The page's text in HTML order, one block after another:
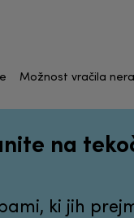
Možnost vračila
na
ki jih